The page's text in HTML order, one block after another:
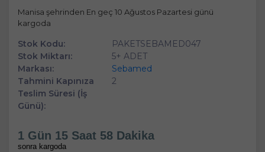
Manisa şehrinden En geç 10 Ağustos Pazartesi günü
kargoda
Stok Kodu:
PAKETSEBAMED047
Stok Miktarı:
5+ ADET
Markası:
Sebamed
Tahmini Kapınıza
Teslim Süresi (İş
Günü):
2
1 Gün 15 Saat 58 Dakika
sonra kargoda